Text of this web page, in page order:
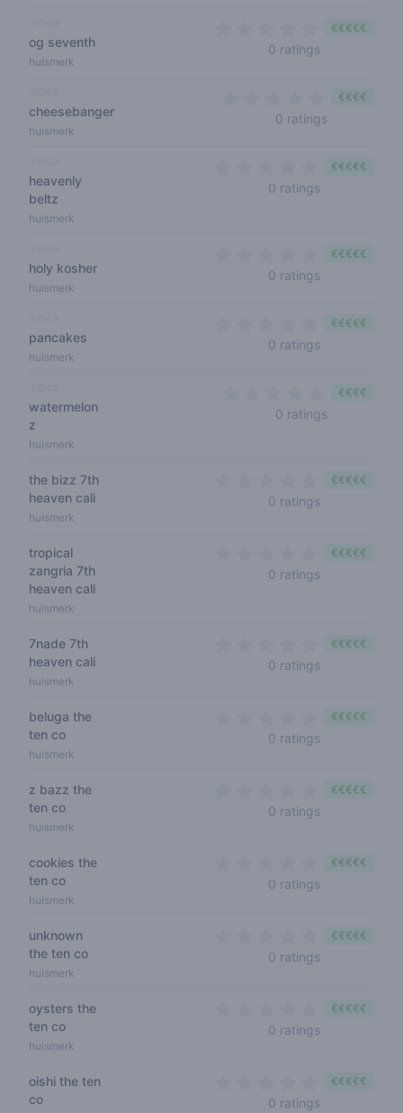
og seventh
huismerk
0 ratings
€€€€€
cheesebanger
huismerk
0 ratings
€€€€
heavenly
beltz
huismerk
0 ratings
€€€€€
holy kosher
huismerk
0 ratings
€€€€€
pancakes
huismerk
0 ratings
€€€€€
watermelon
z
huismerk
0 ratings
€€€€
the bizz 7th
heaven cali
huismerk
0 ratings
€€€€€
tropical
zangria 7th
heaven cali
huismerk
0 ratings
€€€€€
7nade 7th
heaven cali
huismerk
0 ratings
€€€€€
beluga the
ten co
huismerk
0 ratings
€€€€€
z bazz the
ten co
huismerk
0 ratings
€€€€€
cookies the
ten co
huismerk
0 ratings
€€€€€
unknown
the ten co
huismerk
0 ratings
€€€€€
oysters the
ten co
huismerk
0 ratings
€€€€€
oishi the ten
co
0 ratings
€€€€€